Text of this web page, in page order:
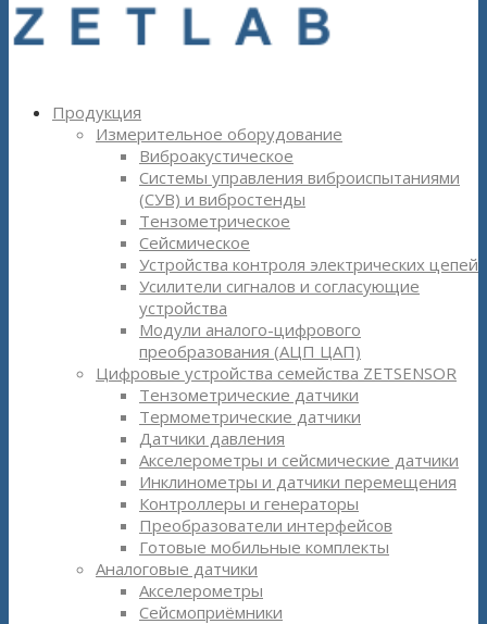
Продукция
Измерительное оборудование
Виброакустическое
Системы управления виброиспытаниями
(СУВ) и вибростенды
Тензометрическое
Сейсмическое
Устройства контроля электрических цепей
Усилители сигналов и согласующие
устройства
Модули аналого-цифрового
преобразования (АЦП ЦАП)
Цифровые устройства семейства ZETSENSOR
Тензометрические датчики
Термометрические датчики
Датчики давления
Акселерометры и сейсмические датчики
Инклинометры и датчики перемещения
Контроллеры и генераторы
Преобразователи интерфейсов
Готовые мобильные комплекты
Аналоговые датчики
Акселерометры
Сейсмоприёмники